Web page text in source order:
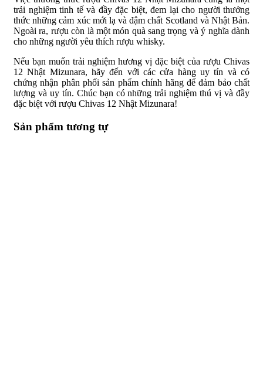
trải nghiệm tinh tế và đầy đặc biệt, đem lại cho người thưởng
thức những cảm xúc mới lạ và đậm chất Scotland và Nhật Bản.
Ngoài ra, rượu còn là một món quà sang trọng và ý nghĩa dành
cho những người yêu thích rượu whisky.
Nếu bạn muốn trải nghiệm hương vị đặc biệt của rượu Chivas
12 Nhật Mizunara, hãy đến với các cửa hàng uy tín và có
chứng nhận phân phối sản phẩm chính hãng để đảm bảo chất
lượng và uy tín. Chúc bạn có những trải nghiệm thú vị và đầy
đặc biệt với rượu Chivas 12 Nhật Mizunara!
Sản phẩm tương tự